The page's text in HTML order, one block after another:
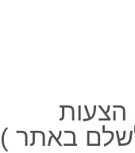
באתר )